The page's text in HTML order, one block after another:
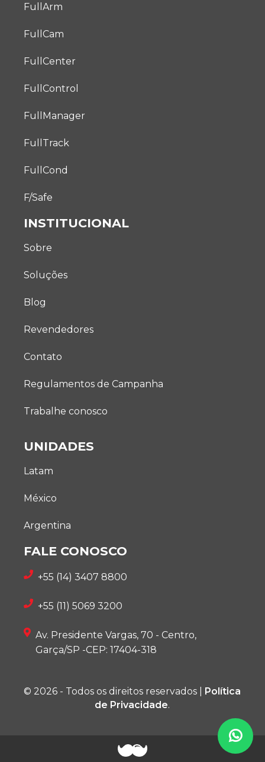
FullArm
FullCam
FullCenter
FullControl
FullManager
FullTrack
FullCond
F/Safe
INSTITUCIONAL
Sobre
Soluções
Blog
Revendedores
Contato
Regulamentos de Campanha
Trabalhe conosco
UNIDADES
Latam
México
Argentina
FALE CONOSCO
+55 (14) 3407 8800
+55 (11) 5069 3200
Av. Presidente Vargas, 70 - Centro,
Garça/SP -CEP: 17404-318
© 2026 - Todos os direitos reservados |
Política
de Privacidade.